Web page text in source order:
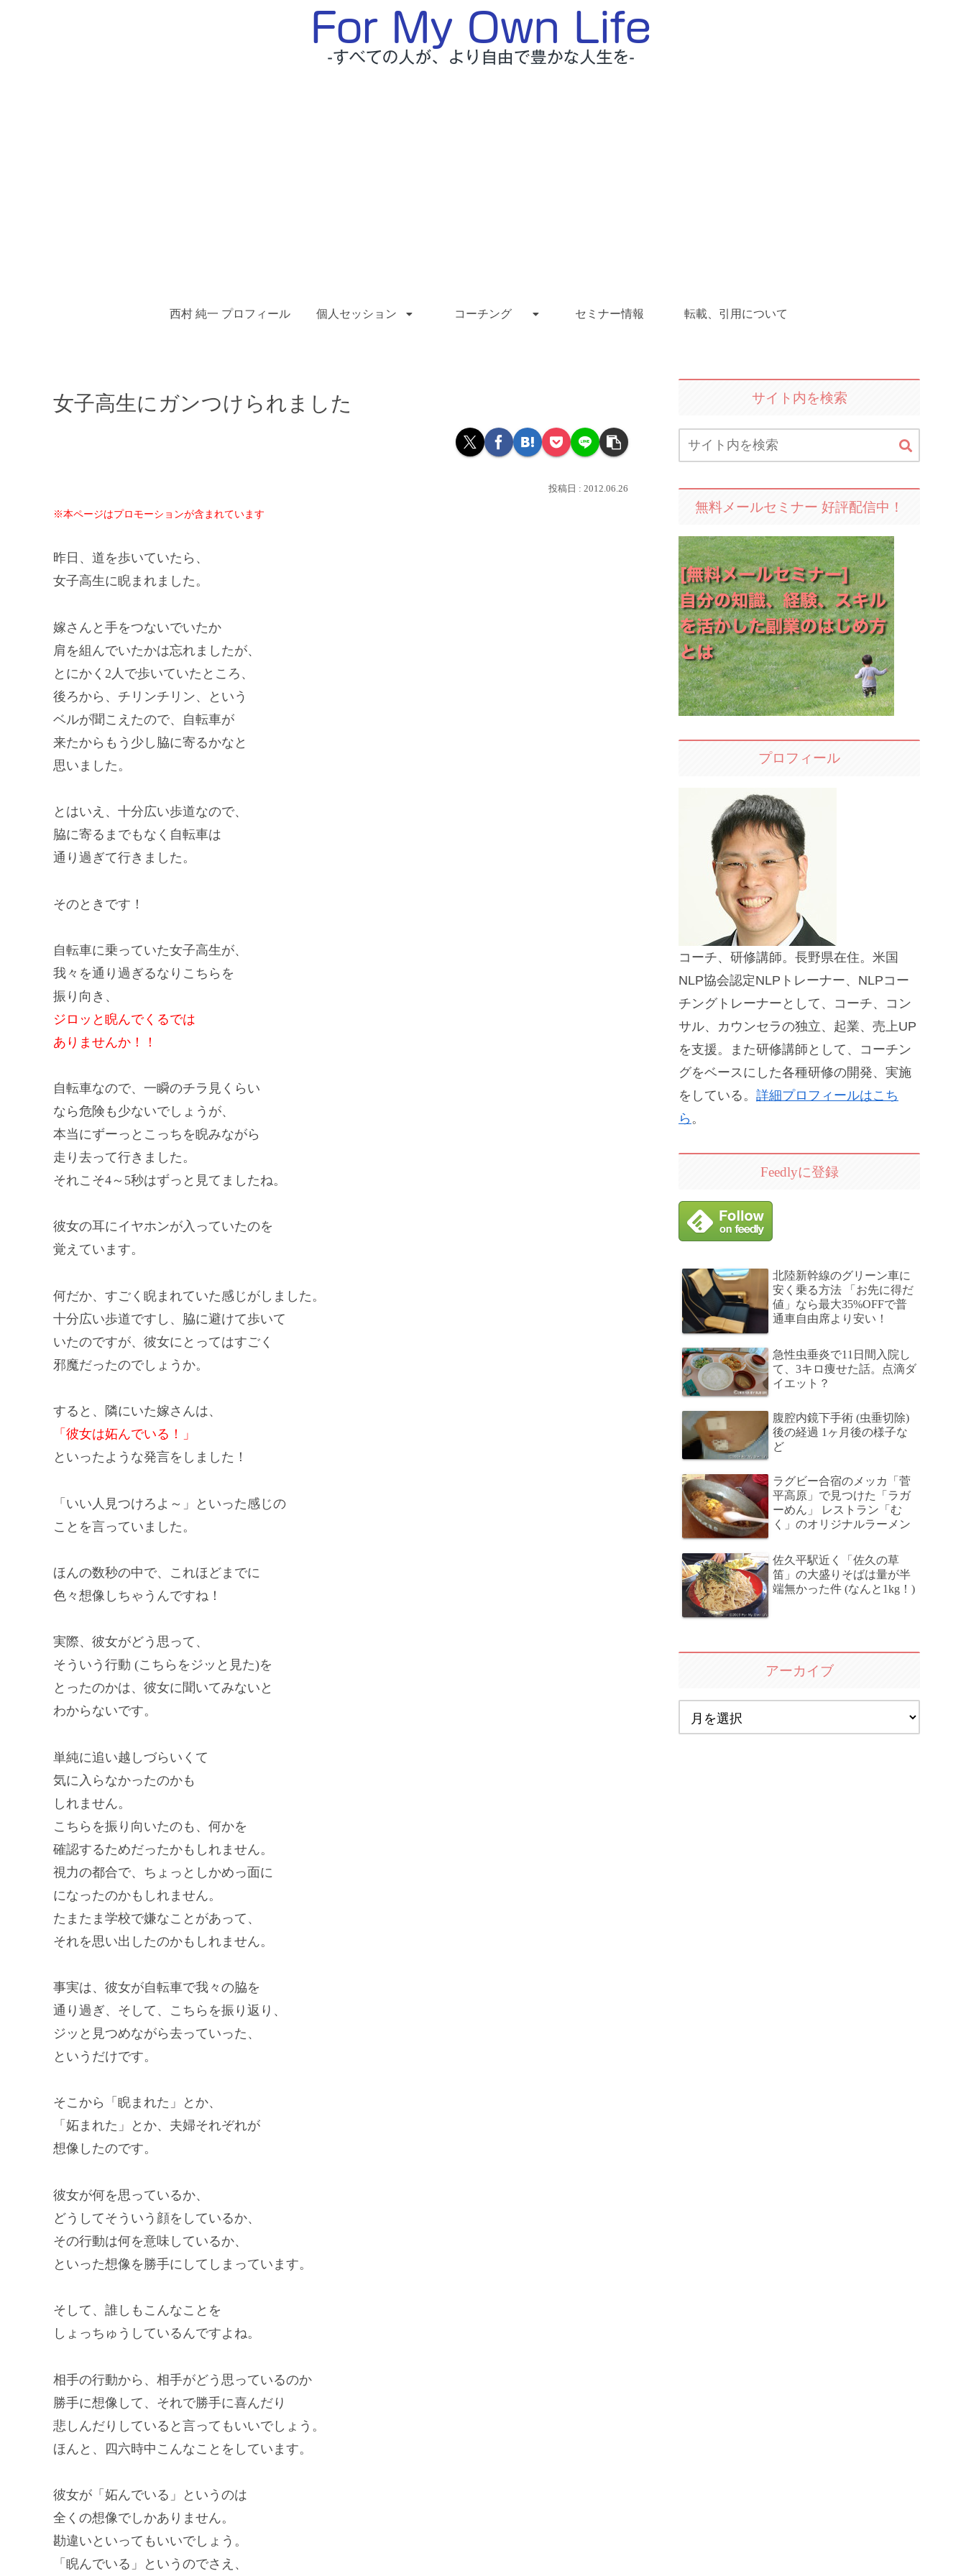
西村 純一 プロフィール 個人セッション コーチング セミナー情報 転載、引用について
女子高生にガンつけられました
2012.06.26
※本ページはプロモーションが含まれています
昨日、道を歩いていたら、
女子高生に睨まれました。
嫁さんと手をつないでいたか
肩を組んでいたかは忘れましたが、
とにかく2人で歩いていたところ、
後ろから、チリンチリン、という
ベルが聞こえたので、自転車が
来たからもう少し脇に寄るかなと
思いました。
とはいえ、十分広い歩道なので、
脇に寄るまでもなく自転車は
通り過ぎて行きました。
そのときです！
自転車に乗っていた女子高生が、
我々を通り過ぎるなりこちらを
振り向き、
ジロッと睨んでくるでは
ありませんか！！
自転車なので、一瞬のチラ見くらい
なら危険も少ないでしょうが、
本当にずーっとこっちを睨みながら
走り去って行きました。
それこそ4～5秒はずっと見てましたね。
彼女の耳にイヤホンが入っていたのを
覚えています。
何だか、すごく睨まれていた感じがしました。
十分広い歩道ですし、脇に避けて歩いて
いたのですが、彼女にとってはすごく
邪魔だったのでしょうか。
すると、隣にいた嫁さんは、
「彼女は妬んでいる！」
といったような発言をしました！
「いい人見つけろよ～」といった感じの
ことを言っていました。
ほんの数秒の中で、これほどまでに
色々想像しちゃうんですね！
実際、彼女がどう思って、
そういう行動 (こちらをジッと見た)を
とったのかは、彼女に聞いてみないと
わからないです。
単純に追い越しづらいくて
気に入らなかったのかも
しれません。
こちらを振り向いたのも、何かを
確認するためだったかもしれません。
視力の都合で、ちょっとしかめっ面に
になったのかもしれません。
たまたま学校で嫌なことがあって、
それを思い出したのかもしれません。
事実は、彼女が自転車で我々の脇を
通り過ぎ、そして、こちらを振り返り、
ジッと見つめながら去っていった、
というだけです。
そこから「睨まれた」とか、
「妬まれた」とか、夫婦それぞれが
想像したのです。
彼女が何を思っているか、
どうしてそういう顔をしているか、
その行動は何を意味しているか、
といった想像を勝手にしてしまっています。
そして、誰しもこんなことを
しょっちゅうしているんですよね。
相手の行動から、相手がどう思っているのか
勝手に想像して、それで勝手に喜んだり
悲しんだりしていると言ってもいいでしょう。
ほんと、四六時中こんなことをしています。
彼女が「妬んでいる」というのは
全くの想像でしかありません。
勘違いといってもいいでしょう。
「睨んでいる」というのでさえ、
サイト内を検索
無料メールセミナー 好評配信中！
プロフィール
コーチ、研修講師。長野県在住。米国
NLP協会認定NLPトレーナー、NLPコー
チングトレーナーとして、コーチ、コン
サル、カウンセラの独立、起業、売上UP
を支援。また研修講師として、コーチン
グをベースにした各種研修の開発、実施
をしている。 詳細プロフィールはこち
ら 。
Feedlyに登録
北陸新幹線のグリーン車に
安く乗る方法 「お先に得だ
値」なら最大35%OFFで普
通車自由席より安い！
急性虫垂炎で11日間入院し
て、3キロ痩せた話。点滴ダ
イエット？
腹腔内鏡下手術 (虫垂切除)
後の経過 1ヶ月後の様子な
ど
ラグビー合宿のメッカ「菅
平高原」で見つけた「ラガ
ーめん」 レストラン「む
く」のオリジナルラーメン
佐久平駅近く「佐久の草
笛」の大盛りそばは量が半
端無かった件 (なんと1kg！)
アーカイブ